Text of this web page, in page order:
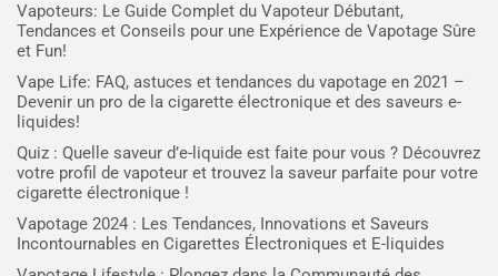
Vapoteurs: Le Guide Complet du Vapoteur Débutant,
Tendances et Conseils pour une Expérience de Vapotage Sûre
et Fun!
Vape Life: FAQ, astuces et tendances du vapotage en 2021 –
Devenir un pro de la cigarette électronique et des saveurs e-
liquides!
Quiz : Quelle saveur d’e-liquide est faite pour vous ? Découvrez
votre profil de vapoteur et trouvez la saveur parfaite pour votre
cigarette électronique !
Vapotage 2024 : Les Tendances, Innovations et Saveurs
Incontournables en Cigarettes Électroniques et E-liquides